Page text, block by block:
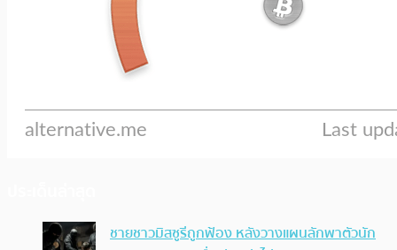
ชายชาวมิสซูรีถูกฟ้อง หลังวางแผนลักพาตัวนัก